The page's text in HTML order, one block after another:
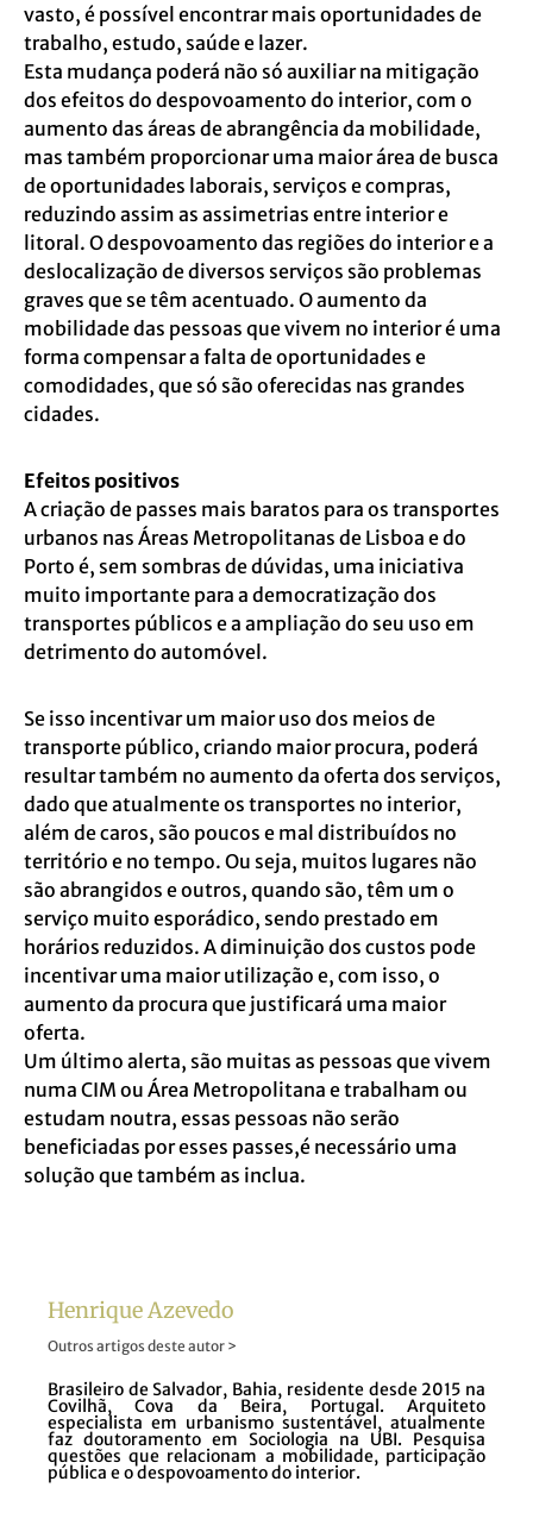
vasto, é possível encontrar mais oportunidades de
trabalho, estudo, saúde e lazer.
Esta mudança poderá não só auxiliar na mitigação
dos efeitos do despovoamento do interior, com o
aumento das áreas de abrangência da mobilidade,
mas também proporcionar uma maior área de busca
de oportunidades laborais, serviços e compras,
reduzindo assim as assimetrias entre interior e
litoral. O despovoamento das regiões do interior e a
deslocalização de diversos serviços são problemas
graves que se têm acentuado. O aumento da
mobilidade das pessoas que vivem no interior é uma
forma compensar a falta de oportunidades e
comodidades, que só são oferecidas nas grandes
cidades.
Efeitos positivos
A criação de passes mais baratos para os transportes
urbanos nas Áreas Metropolitanas de Lisboa e do
Porto é, sem sombras de dúvidas, uma iniciativa
muito importante para a democratização dos
transportes públicos e a ampliação do seu uso em
detrimento do automóvel.
Se isso incentivar um maior uso dos meios de
transporte público, criando maior procura, poderá
resultar também no aumento da oferta dos serviços,
dado que atualmente os transportes no interior,
além de caros, são poucos e mal distribuídos no
território e no tempo. Ou seja, muitos lugares não
são abrangidos e outros, quando são, têm um o
serviço muito esporádico, sendo prestado em
horários reduzidos. A diminuição dos custos pode
incentivar uma maior utilização e, com isso, o
aumento da procura que justificará uma maior
oferta.
Um último alerta, são muitas as pessoas que vivem
numa CIM ou Área Metropolitana e trabalham ou
estudam noutra, essas pessoas não serão
beneficiadas por esses passes,é necessário uma
solução que também as inclua.
Henrique Azevedo
Outros artigos deste autor >
Brasileiro de Salvador, Bahia, residente desde 2015 na
Covilhã, Cova da Beira, Portugal. Arquiteto
especialista em urbanismo sustentável, atualmente
faz doutoramento em Sociologia na UBI. Pesquisa
questões que relacionam a mobilidade, participação
pública e o despovoamento do interior.